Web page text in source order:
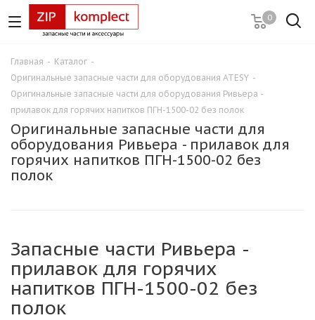
0
Главная - Каталог -
Оригинальные запасные части для оборудования ATESY -
Оригинальные запасные части для оборудования Ривьера -
прилавок для горячих напитков ПГН-1500-02 без полок
Оригинальные запасные части для
оборудования Ривьера - прилавок для
горячих напитков ПГН-1500-02 без
полок
Запасные части Ривьера -
прилавок для горячих
напитков ПГН-1500-02 без
полок